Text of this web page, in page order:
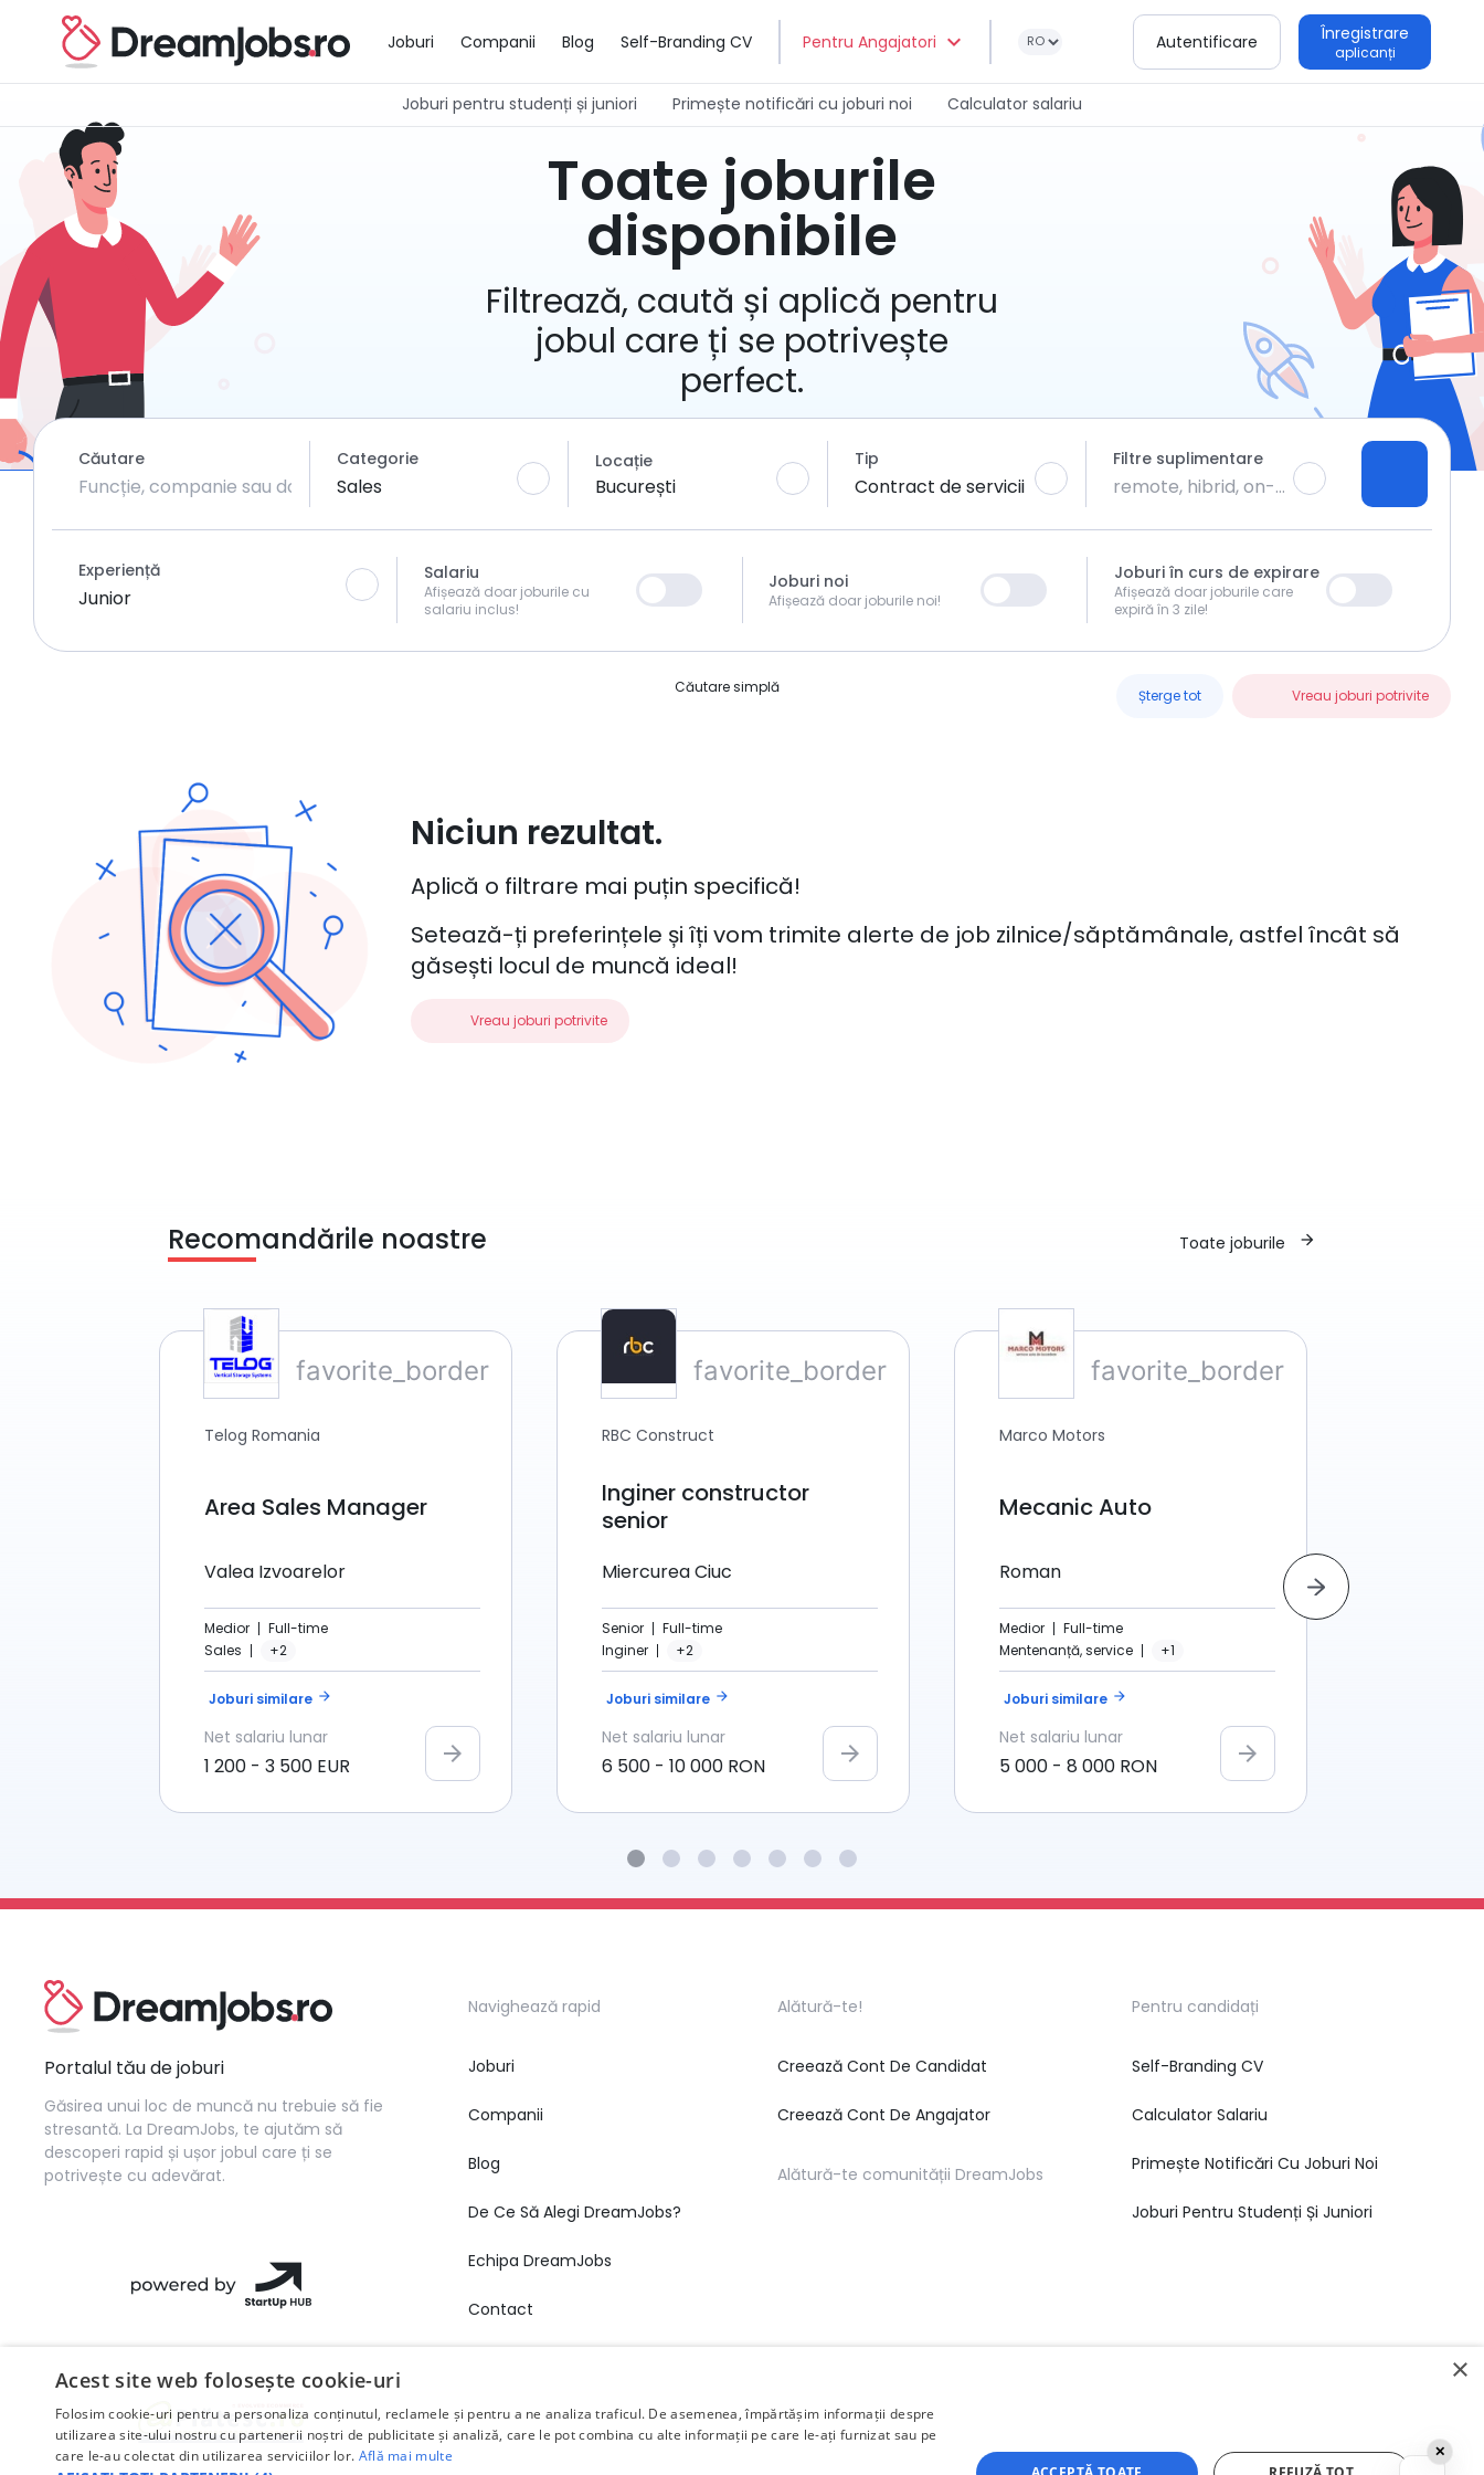
Joburi Companii Blog Self-Branding CV Pentru Angajatori expand_more Autentificare Înregistrare
aplicanți
Joburi pentru studenți și juniori Primește notificări cu joburi noi Calculator salariu
Toate joburile
disponibile
Filtrează, caută și aplică pentru
jobul care ți se potrivește
perfect.
Căutare Categorie
Sales
Locație
București
Tip
Contract de servicii
Filtre suplimentare
remote, hibrid, on-site
Experiență
Junior
Salariu
Afișează doar joburile cu
salariu inclus!
Joburi noi
Afișează doar joburile noi!
Joburi în curs de expirare
Afișează doar joburile care
expiră în 3 zile!
Căutare simplă Șterge tot Vreau joburi potrivite
Niciun rezultat.
Aplică o filtrare mai puțin specifică!
Setează-ți preferințele și îți vom trimite alerte de job zilnice/săptămânale, astfel încât să
găsești locul de muncă ideal!
Vreau joburi potrivite
Recomandările noastre Toate joburile arrow_forward
Telog Romania
Area Sales Manager
Valea Izvoarelor
Medior
Full-time
Sales
+2
Joburi similare arrow_forward
Net salariu lunar
1 200 - 3 500 EUR arrow_forward
RBC Construct
Inginer constructor
senior
Miercurea Ciuc
Senior
Full-time
Inginer
+2
Joburi similare arrow_forward
Net salariu lunar
6 500 - 10 000 RON arrow_forward
Marco Motors
Mecanic Auto
Roman
Medior
Full-time
Mentenanță, service
+1
Joburi similare arrow_forward
Net salariu lunar
5 000 - 8 000 RON arrow_forward
Portalul tău de joburi
Găsirea unui loc de muncă nu trebuie să fie
stresantă. La DreamJobs, te ajutăm să
descoperi rapid și ușor jobul care ți se
potrivește cu adevărat.
Navighează rapid
Joburi
Companii
Blog
De Ce Să Alegi DreamJobs?
Echipa DreamJobs
Contact
Alătură-te!
Creează Cont De Candidat
Creează Cont De Angajator
Alătură-te comunității DreamJobs
Pentru candidați
Self-Branding CV
Calculator Salariu
Primește Notificări Cu Joburi Noi
Joburi Pentru Studenți Și Juniori
✕
×
Acest site web folosește cookie-uri
Folosim cookie-uri pentru a personaliza conținutul, reclamele și pentru a ne analiza traficul. De asemenea, împărtășim informații despre
utilizarea site-ului nostru cu partenerii noștri de publicitate și analiză, care le pot combina cu alte informații pe care le-ați furnizat sau pe
care le-au colectat din utilizarea serviciilor lor. Află mai multe